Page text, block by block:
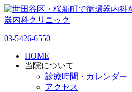
03-5426-6550
HOME
当院について
診療時間・カレンダー
アクセス